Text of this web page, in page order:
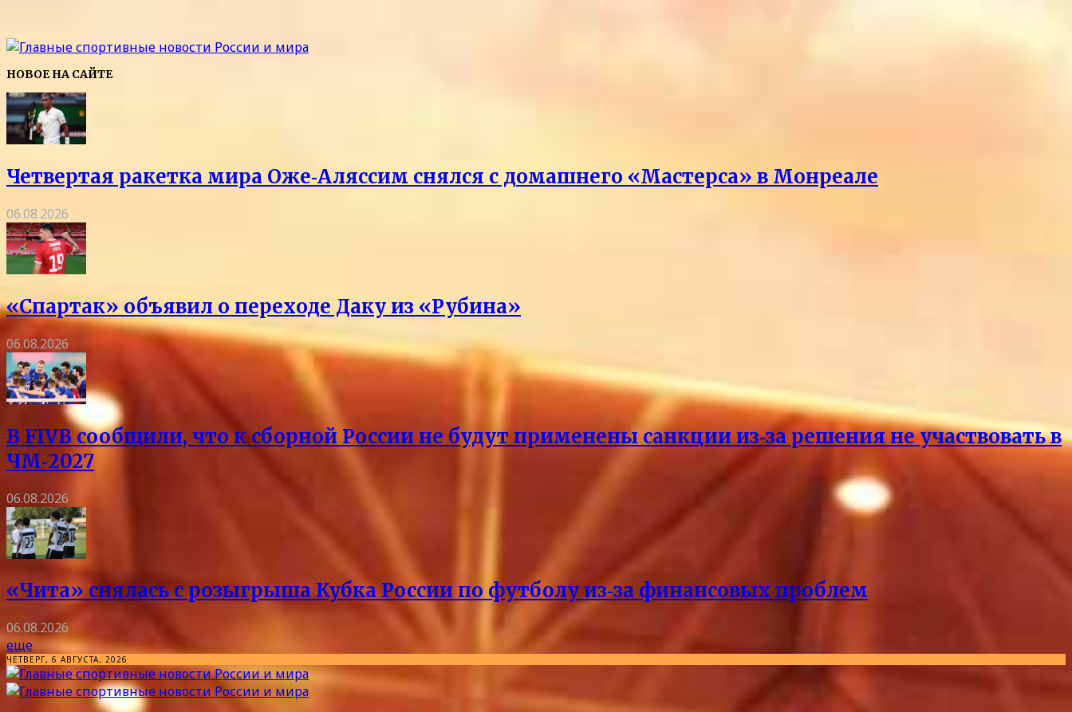
НОВОЕ НА САЙТЕ
Четвертая ракетка мира Оже‑Аляссим снялся с домашнего «Мастерса» в Монреале
06.08.2026
«Спартак» объявил о переходе Даку из «Рубина»
06.08.2026
В FIVB сообщили, что к сборной России не будут применены санкции из‑за решения не участвовать в
ЧМ‑2027
06.08.2026
«Чита» снялась с розыгрыша Кубка России по футболу из‑за финансовых проблем
06.08.2026
еще
ЧЕТВЕРГ, 6 АВГУСТА, 2026